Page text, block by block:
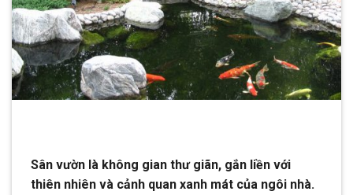
Sân vườn là không gian thư giãn, gắn liền với
thiên nhiên và cảnh quan xanh mát của ngôi nhà.